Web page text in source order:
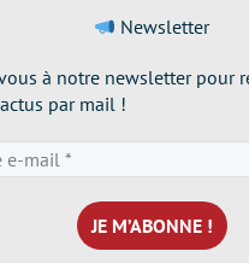
Newsletter
à notre newsletter pour
par mail !
e-
mail
*